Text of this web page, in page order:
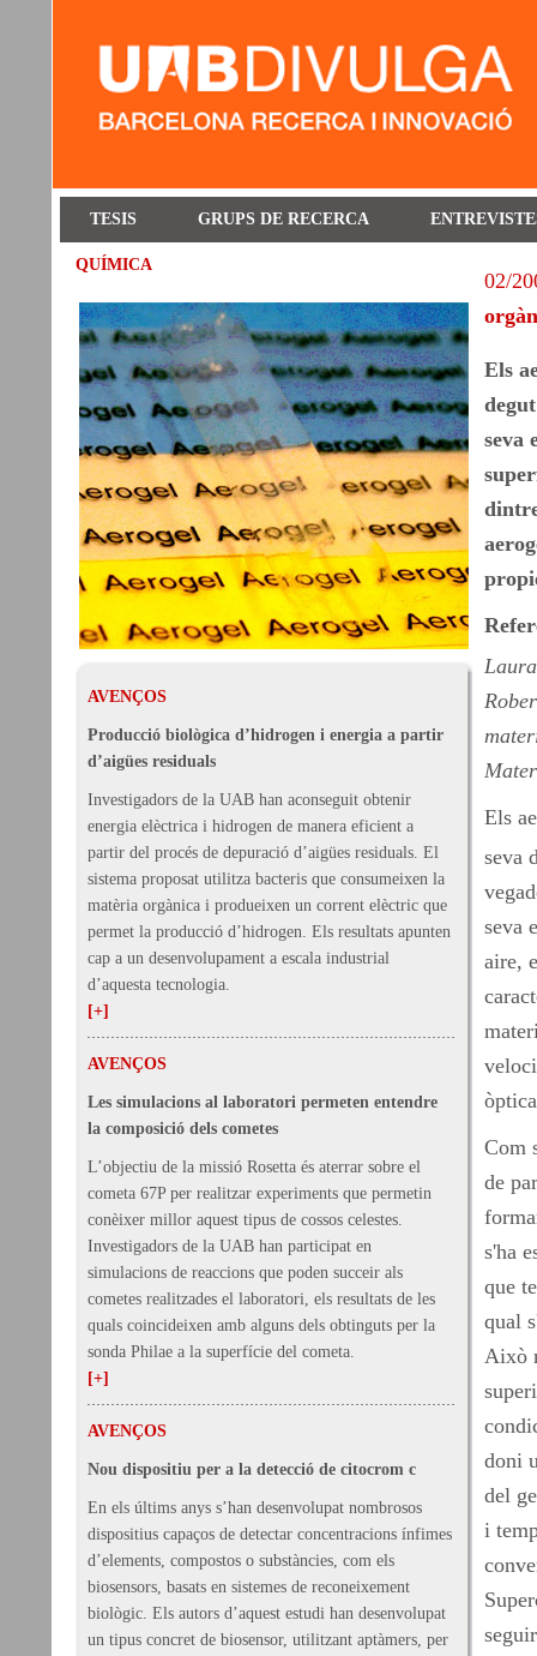
TESIS GRUPS DE RECERCA
QUÍMICA
AVENÇOS
Producció biològica d’hidrogen i energia a partir
d’aigües residuals
Investigadors de la UAB han aconseguit obtenir
energia elèctrica i hidrogen de manera eficient a
partir del procés de depuració d’aigües residuals. El
sistema proposat utilitza bacteris que consumeixen la
matèria orgànica i produeixen un corrent elèctric que
permet la producció d’hidrogen. Els resultats apunten
cap a un desenvolupament a escala industrial
d’aquesta tecnologia.
[+]
AVENÇOS
Les simulacions al laboratori permeten entendre
la composició dels cometes
L’objectiu de la missió Rosetta és aterrar sobre el
cometa 67P per realitzar experiments que permetin
conèixer millor aquest tipus de cossos celestes.
Investigadors de la UAB han participat en
simulacions de reaccions que poden succeir als
cometes realitzades el laboratori, els resultats de les
quals coincideixen amb alguns dels obtinguts per la
sonda Philae a la superfície del cometa.
[+]
AVENÇOS
Nou dispositiu per a la detecció de citocrom c
En els últims anys s’han desenvolupat nombrosos
dispositius capaços de detectar concentracions ínfimes
d’elements, compostos o substàncies, com els
biosensors, basats en sistemes de reconeixement
biològic. Els autors d’aquest estudi han desenvolupat
un tipus concret de biosensor, utilitzant aptàmers, per
02/
Els
seva
Els
seva
seva
aire,
Com
de
s'ha
que
qual
Això
doni
del
i